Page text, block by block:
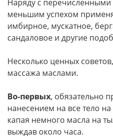
Наряду с
меньшим успехом
имбирное, мускатное,
сандаловое и другие
Несколько ценных
массажа маслами.
Во-первых, обязательно
нанесением на все тело
капая немного масла на
выждав около часа.